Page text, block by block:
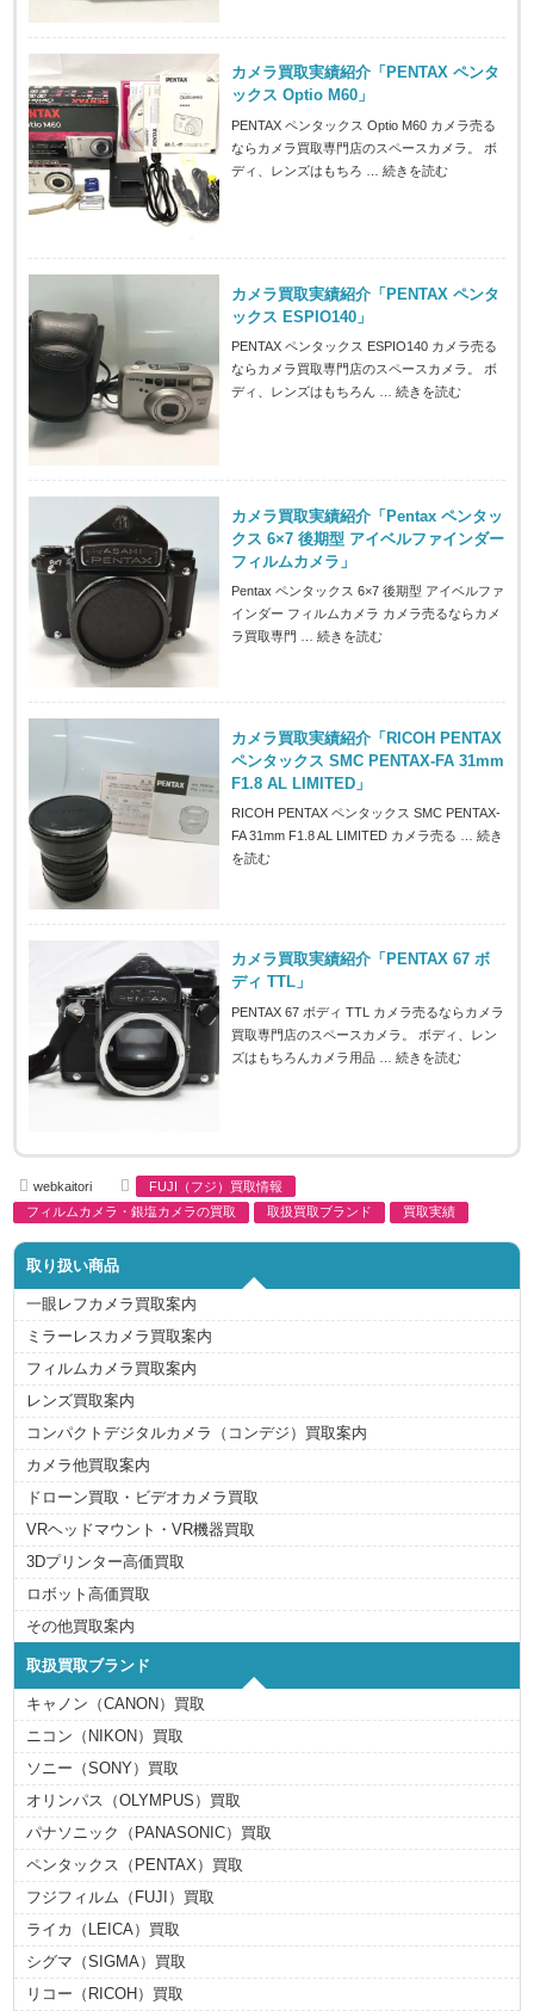
カメラ買取実績紹介「PENTAX ペンタ
ックス Optio M60」
PENTAX ペンタックス Optio M60 カメラ売る
ならカメラ買取専門店のスペースカメラ。 ボ
ディ、レンズはもちろ …続きを読む
カメラ買取実績紹介「PENTAX ペンタ
ックス ESPIO140」
PENTAX ペンタックス ESPIO140 カメラ売る
ならカメラ買取専門店のスペースカメラ。 ボ
ディ、レンズはもちろん …続きを読む
カメラ買取実績紹介「Pentax ペンタッ
クス 6×7 後期型 アイベルファインダー
フィルムカメラ」
Pentax ペンタックス 6×7 後期型 アイベルファ
インダー フィルムカメラ カメラ売るならカメ
ラ買取専門 …続きを読む
カメラ買取実績紹介「RICOH PENTAX
ペンタックス SMC PENTAX-FA 31mm
F1.8 AL LIMITED」
RICOH PENTAX ペンタックス SMC PENTAX-
FA 31mm F1.8 AL LIMITED カメラ売る …続き
を読む
カメラ買取実績紹介「PENTAX 67 ボ
ディ TTL」
PENTAX 67 ボディ TTL カメラ売るならカメラ
買取専門店のスペースカメラ。 ボディ、レン
ズはもちろんカメラ用品 …続きを読む
A
u
t
h
o
r
webkaitori
C
a
t
e
g
i
e
s
FUJI（フジ）買取情報
フィルムカメラ・銀塩カメラの買取
取扱買取ブランド 買取実績
取り扱い商品
一眼レフカメラ買取案内
ミラーレスカメラ買取案内
フィルムカメラ買取案内
レンズ買取案内
コンパクトデジタルカメラ（コンデジ）買取案内
カメラ他買取案内
ドローン買取・ビデオカメラ買取
VRヘッドマウント・VR機器買取
3Dプリンター高価買取
ロボット高価買取
その他買取案内
取扱買取ブランド
キャノン（CANON）買取
ニコン（NIKON）買取
ソニー（SONY）買取
オリンパス（OLYMPUS）買取
パナソニック（PANASONIC）買取
ペンタックス（PENTAX）買取
フジフィルム（FUJI）買取
ライカ（LEICA）買取
シグマ（SIGMA）買取
リコー（RICOH）買取